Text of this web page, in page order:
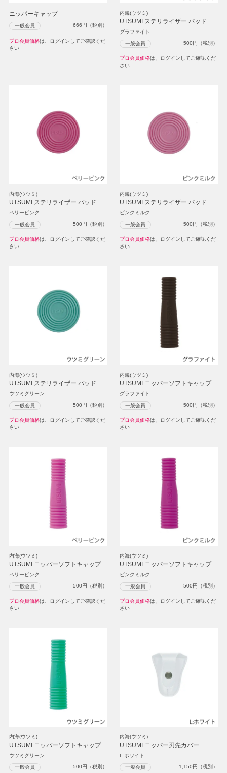
ニッパーキャップ
一般会員 666円（税別）
プロ会員価格は、ログインしてご確認くだ
さい
内海(ウツミ)
UTSUMI ステリライザー パッド
グラファイト
一般会員 500円（税別）
プロ会員価格は、ログインしてご確認くだ
さい
内海(ウツミ)
UTSUMI ステリライザー パッド
ベリーピンク
一般会員 500円（税別）
プロ会員価格は、ログインしてご確認くだ
さい
内海(ウツミ)
UTSUMI ステリライザー パッド
ピンクミルク
一般会員 500円（税別）
プロ会員価格は、ログインしてご確認くだ
さい
内海(ウツミ)
UTSUMI ステリライザー パッド
ウツミグリーン
一般会員 500円（税別）
プロ会員価格は、ログインしてご確認くだ
さい
内海(ウツミ)
UTSUMI ニッパーソフトキャップ
グラファイト
一般会員 500円（税別）
プロ会員価格は、ログインしてご確認くだ
さい
内海(ウツミ)
UTSUMI ニッパーソフトキャップ
ベリーピンク
一般会員 500円（税別）
プロ会員価格は、ログインしてご確認くだ
さい
内海(ウツミ)
UTSUMI ニッパーソフトキャップ
ピンクミルク
一般会員 500円（税別）
プロ会員価格は、ログインしてご確認くだ
さい
内海(ウツミ)
UTSUMI ニッパーソフトキャップ
ウツミグリーン
一般会員 500円（税別）
内海(ウツミ)
UTSUMI ニッパー刃先カバー
L:ホワイト
一般会員 1,150円（税別）